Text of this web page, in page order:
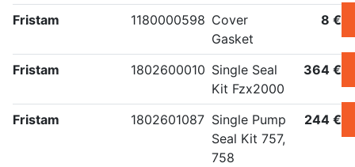
Fristam 1180000598 Cover
Gasket
8 €
Fristam 1802600010 Single Seal
Kit Fzx2000
364 €
Fristam 1802601087 Single Pump
Seal Kit 757,
758
244 €